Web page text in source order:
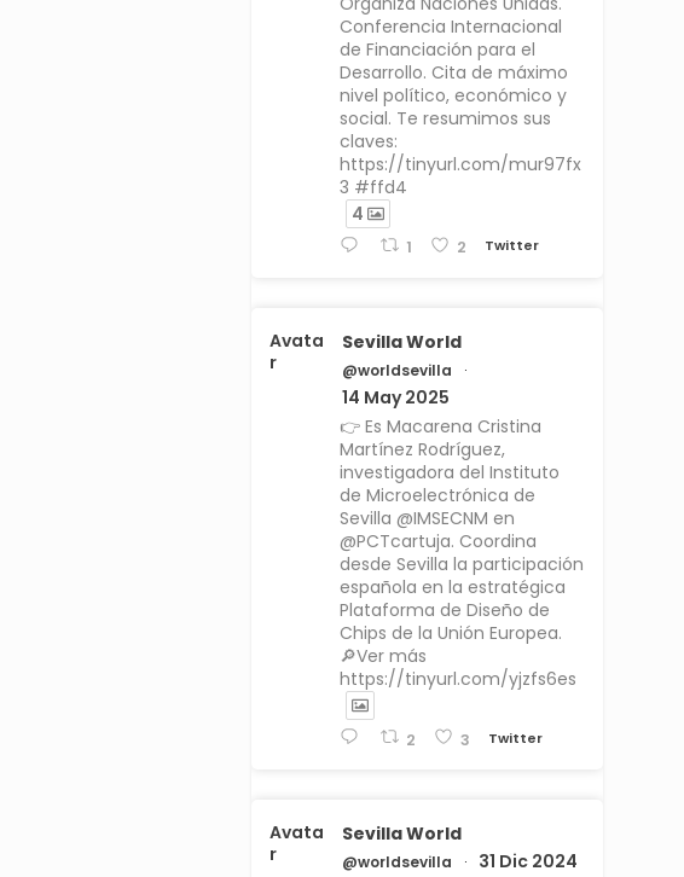
Conferencia Internacional
de Financiación para el
Desarrollo. Cita de máximo
nivel político, económico y
social. Te resumimos sus
claves:
https://tinyurl.com/mur97fx
3 #ffd4
4
1 2 Twitter
Avata
r
Sevilla World
@worldsevilla ·
14 May 2025
👉 Es Macarena Cristina
Martínez Rodríguez,
investigadora del Instituto
de Microelectrónica de
Sevilla @IMSECNM en
@PCTcartuja. Coordina
desde Sevilla la participación
española en la estratégica
Plataforma de Diseño de
Chips de la Unión Europea.
🔎Ver más
https://tinyurl.com/yjzfs6es
2 3 Twitter
Avata
r
Sevilla World
@worldsevilla ·
31 Dic 2024